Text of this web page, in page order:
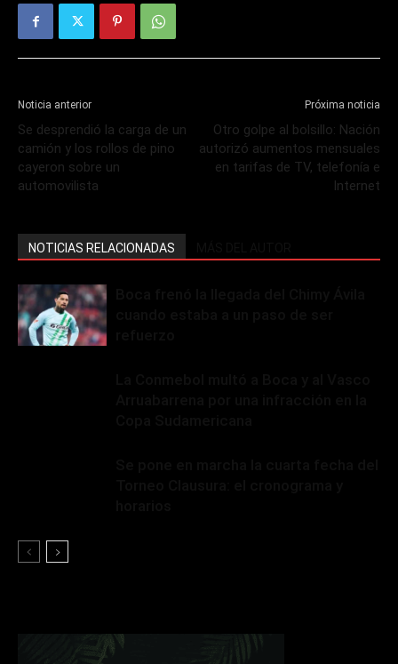
Noticia anterior
Se desprendió la carga de un
camión y los rollos de pino
cayeron sobre un
automovilista
Próxima noticia
Otro golpe al bolsillo: Nación
autorizó aumentos mensuales
en tarifas de TV, telefonía e
Internet
NOTICIAS RELACIONADAS